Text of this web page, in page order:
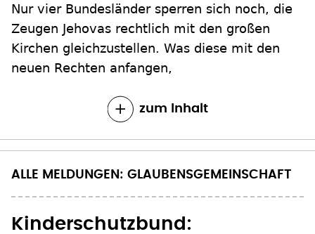
Nur vier Bundesländer sperren sich noch, die
Zeugen Jehovas rechtlich mit den großen
Kirchen gleichzustellen. Was diese mit den
neuen Rechten anfangen,
zum Inhalt
ALLE MELDUNGEN: GLAUBENSGEMEINSCHAFT
Kinderschutzbund: